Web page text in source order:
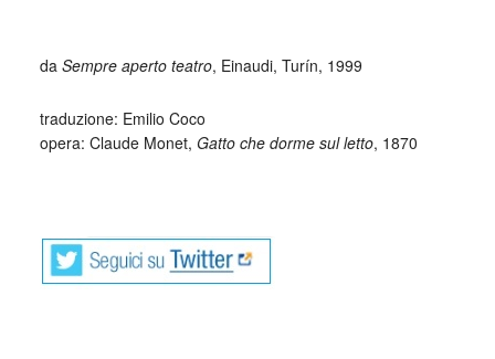
da Sempre aperto teatro, Einaudi, Turín, 1999
traduzione: Emilio Coco
opera: Claude Monet, Gatto che dorme sul letto, 1870